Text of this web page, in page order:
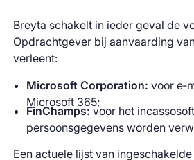
Breyta schakelt in ieder geval de
Opdrachtgever bij aanvaarding
verleent:
Microsoft Corporation: voor
Microsoft 365;
FinChamps: voor het
persoonsgegevens worden
Een actuele lijst van